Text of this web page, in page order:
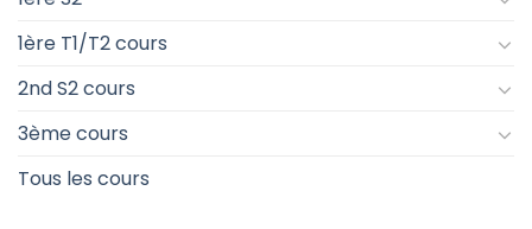
1ère T1/T2 cours
2nd S2 cours
3ème cours
Tous les cours